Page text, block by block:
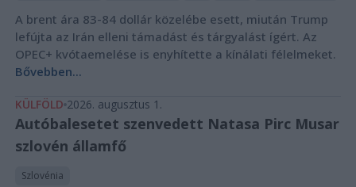
A brent ára 83-84 dollár közelébe esett, miután Trump
lefújta az Irán elleni támadást és tárgyalást ígért. Az
OPEC+ kvótaemelése is enyhítette a kínálati félelmeket.
Bővebben...
KÜLFÖLD 2026. augusztus 1.
Autóbalesetet szenvedett Natasa Pirc Musar
szlovén államfő
Szlovénia